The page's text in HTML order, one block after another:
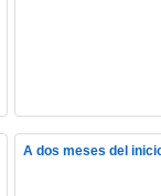
A dos meses del